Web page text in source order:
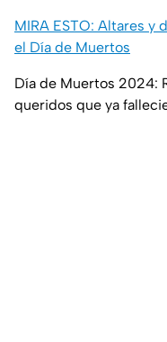
MIRA ESTO: Altares y
el Día de Muertos
Día de Muertos 2024:
queridos que ya